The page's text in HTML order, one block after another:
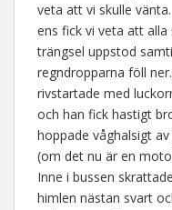
veta att vi skulle
ens fick vi veta att alla
trängsel uppstod
regndropparna föll
rivstartade med
och han fick hastigt
hoppade våghalsigt
(om det nu är en
Inne i bussen
himlen nästan svart